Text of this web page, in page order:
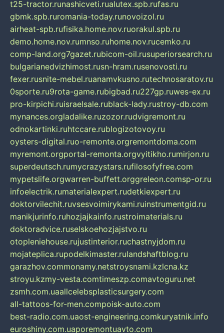
t25-tractor.runashicveti.rualutex.spb.rufas.ru
gbmk.spb.ruromania-today.runovoizol.ru
airheat-spb.rufisika.home.nov.ruorakul.spb.ru
demo.home.nov.rumnso.ruhome.nov.rucemko.ru
comp-land.org7gazet.rubicom-oil.rusuperiorsearch.ru
bulgarianedvizhimost.rusn-hram.rusenovosti.ru
fexer.rusnite-mebel.ruanamvkusno.rutechnosaratov.ru
0sporte.ru9rota-game.rubigbad.ru227gp.ruwes-ex.ru
pro-kirpichi.ruisraelsale.rublack-lady.rustroy-db.com
mynances.orgladalike.ruzozor.rudvigremont.ru
odnokartinki.ruhtccare.rublogizotovoy.ru
oysters-digital.ruo-remonte.orgremontdoma.com
myremont.orgportal-remonta.orgvyitikho.rumirjon.ru
superdeutsch.rumycrazystars.rufilosofyfree.com
mypetslife.orgwarren-buffett.orggreleon.comsp-or.ru
infoelectrik.rumaterialexpert.rudetkiexpert.ru
doktorvilechit.ruvsesvoimirykami.ruinstrumentgid.ru
manikjurinfo.ruhozjajkainfo.rustroimaterials.ru
doktoradvice.ruselskoehozjajstvo.ru
otopleniehouse.rujustinterior.ruchastnyjdom.ru
mojateplica.rupodelkimaster.rulandshaftblog.ru
garazhov.commonamy.netstroysnami.kzlcna.kz
stroyu.kzmy-vesta.comtimeszp.comavtoguru.net
zsmh.com.uaallcelebsplasticsurgery.com
all-tattoos-for-men.compoisk-auto.com
best-radio.com.uaost-engineering.comkuryatnik.info
euroshiny.com.uaporemontuavto.com